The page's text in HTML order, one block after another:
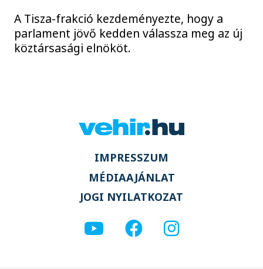
A Tisza-frakció kezdeményezte, hogy a
parlament jövő kedden válassza meg az új
köztársasági elnököt.
IMPRESSZUM
MÉDIAAJÁNLAT
JOGI NYILATKOZAT